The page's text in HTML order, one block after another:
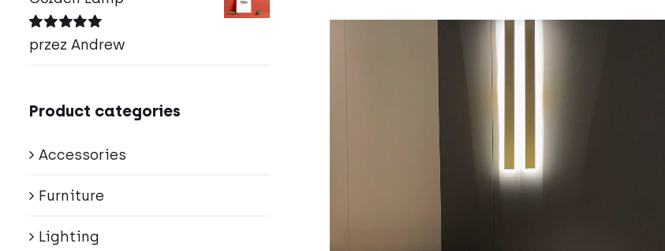
Oceniono5
na 5
przez Andrew
Product categories
Accessories
Furniture
Lighting